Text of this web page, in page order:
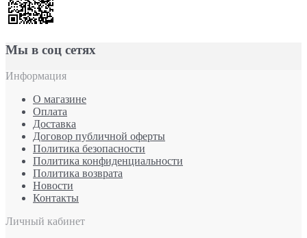
Мы в соц сетях
Информация
О магазине
Оплата
Доставка
Договор публичной оферты
Политика безопасности
Политика конфиденциальности
Политика возврата
Новости
Контакты
Личный кабинет